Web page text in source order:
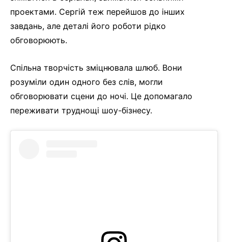
проектами. Сергій теж перейшов до інших
завдань, але деталі його роботи рідко
обговорюють.
Спільна творчість зміцнювала шлюб. Вони
розуміли один одного без слів, могли
обговорювати сцени до ночі. Це допомагало
переживати труднощі шоу-бізнесу.